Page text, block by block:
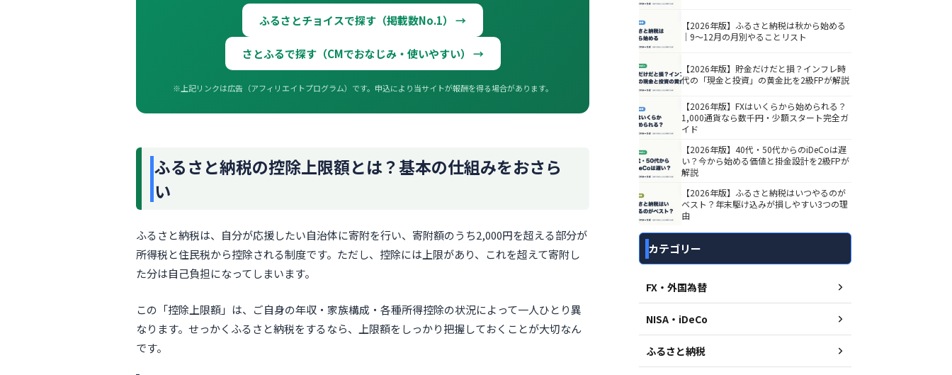
ふるさとチョイスで探す（掲載数No.1） →
さとふるで探す（CMでおなじみ・使いやすい） →
※上記リンクは広告（アフィリエイトプログラム）です。申込により当サイトが報酬を得る場合があります。
ふるさと納税の控除上限額とは？基本の仕組みをおさら
い
ふるさと納税は、自分が応援したい自治体に寄附を行い、寄附額のうち2,000円を超える部分が
所得税と住民税から控除される制度です。ただし、控除には上限があり、これを超えて寄附し
た分は自己負担になってしまいます。
この「控除上限額」は、ご自身の年収・家族構成・各種所得控除の状況によって一人ひとり異
なります。せっかくふるさと納税をするなら、上限額をしっかり把握しておくことが大切なん
です。
【2026年版】ふるさと納税は秋から始める
｜9〜12月の月別やることリスト
【2026年版】貯金だけだと損？インフレ時
代の「現金と投資」の黄金比を2級FPが解説
【2026年版】FXはいくらから始められる？
1,000通貨なら数千円・少額スタート完全ガ
イド
【2026年版】40代・50代からのiDeCoは遅
い？今から始める価値と掛金設計を2級FPが
解説
【2026年版】ふるさと納税はいつやるのが
ベスト？年末駆け込みが損しやすい3つの理
由
カテゴリー
FX・外国為替
NISA・iDeCo
ふるさと納税